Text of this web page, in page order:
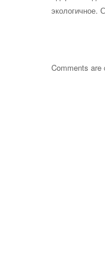
экологичное.
Comments are